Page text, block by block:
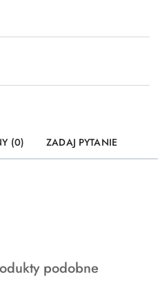
(0) ZADAJ PYTANIE
podobne